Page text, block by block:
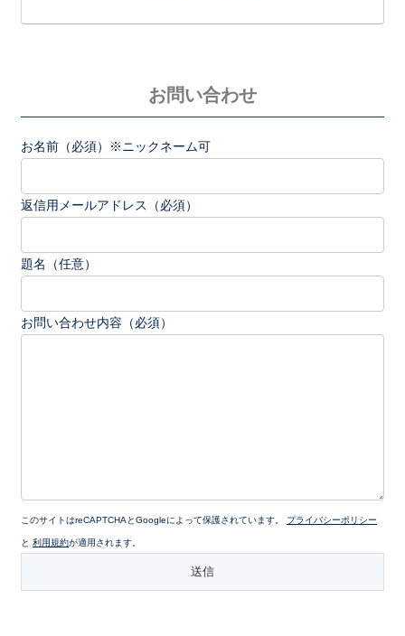
お問い合わせ
お名前（必須）※ニックネーム可
返信用メールアドレス（必須）
題名（任意）
お問い合わせ内容（必須）
このサイトはreCAPTCHAとGoogleによって保護されています。 プライバシーポリシー
と 利用規約が適用されます。